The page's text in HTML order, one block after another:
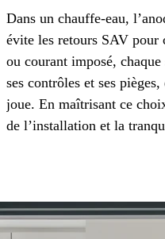
Dans un chauffe-eau,
évite les retours SAV pour
ou courant imposé,
ses contrôles et ses
joue. En maîtrisant ce
de l’installation et la